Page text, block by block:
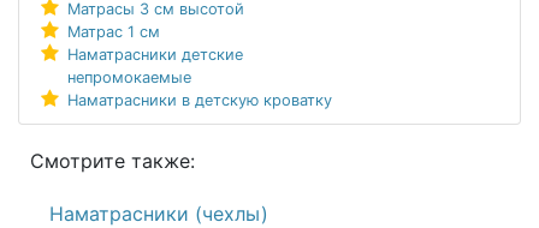
Матрасы 3 см высотой
Матрас 1 см
Наматрасники детские
непромокаемые
Наматрасники в детскую кроватку
Смотрите также:
Наматрасники (чехлы)